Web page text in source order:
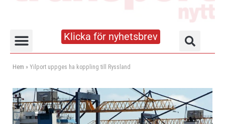
Klicka för nyhetsbrev
Hem » Yilport uppges ha koppling till Ryssland